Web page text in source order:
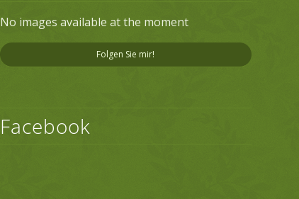
No images available at the moment
Folgen Sie mir!
Facebook